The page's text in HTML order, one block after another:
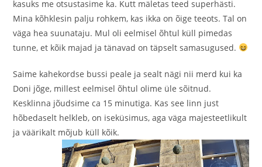
kasuks me otsustasime ka. Kutt mäletas teed superhästi.
Mina kõhklesin palju rohkem, kas ikka on õige teeots. Tal on
väga hea suunataju. Mul oli eelmisel õhtul küll pimedas
tunne, et kõik majad ja tänavad on täpselt samasugused.
Saime kahekordse bussi peale ja sealt nägi nii merd kui ka
Doni jõge, millest eelmisel õhtul olime üle sõitnud.
Kesklinna jõudsime ca 15 minutiga. Kas see linn just
hõbedaselt helkleb, on iseküsimus, aga väga majesteetlikult
ja väärikalt mõjub küll kõik.